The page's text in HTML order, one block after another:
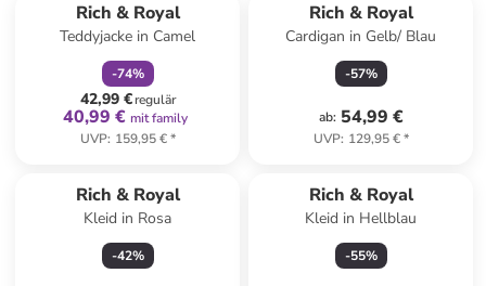
Rich & Royal
Teddyjacke in Camel
-74%
42,99 €regulär
40,99 € mit family
UVP: 159,95 €*
Rich & Royal
Cardigan in Gelb/ Blau
-57%
ab: 54,99 €
UVP: 129,95 €*
Rich & Royal
Kleid in Rosa
-42%
Rich & Royal
Kleid in Hellblau
-55%